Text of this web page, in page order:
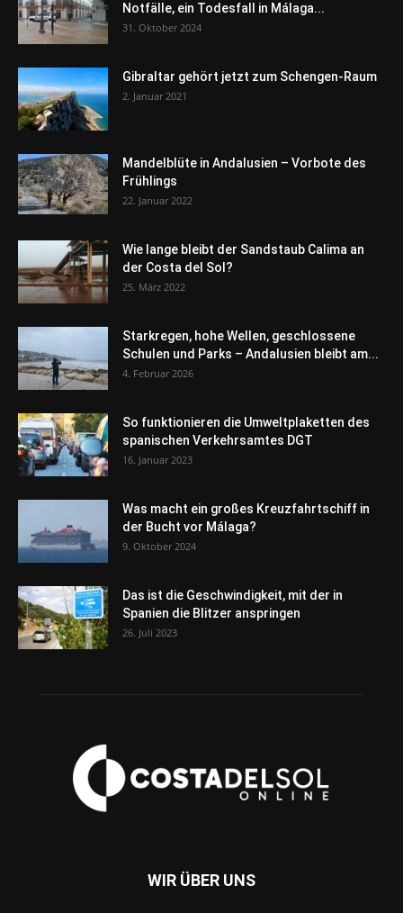
Notfälle, ein Todesfall in Málaga...
31. Oktober 2024
Gibraltar gehört jetzt zum Schengen-Raum
2. Januar 2021
Mandelblüte in Andalusien – Vorbote des
Frühlings
22. Januar 2022
Wie lange bleibt der Sandstaub Calima an
der Costa del Sol?
25. März 2022
Starkregen, hohe Wellen, geschlossene
Schulen und Parks – Andalusien bleibt am...
4. Februar 2026
So funktionieren die Umweltplaketten des
spanischen Verkehrsamtes DGT
16. Januar 2023
Was macht ein großes Kreuzfahrtschiff in
der Bucht vor Málaga?
9. Oktober 2024
Das ist die Geschwindigkeit, mit der in
Spanien die Blitzer anspringen
26. Juli 2023
WIR ÜBER UNS